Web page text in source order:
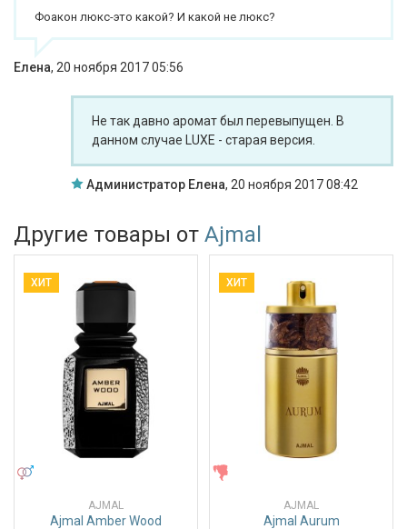
Фоакон люкс-это какой? И какой не люкс?
Елена, 20 ноября 2017 05:56
Не так давно аромат был перевыпущен. В
данном случае LUXE - старая версия.
Администратор Елена, 20 ноября 2017 08:42
Другие товары от Ajmal
ХИТ
AJMAL
Ajmal Amber Wood
ХИТ
AJMAL
Ajmal Aurum